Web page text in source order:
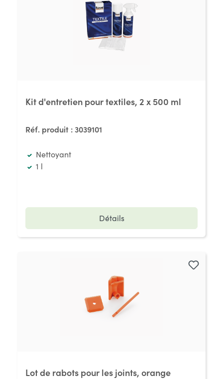
Kit d'entretien pour textiles, 2 x 500 ml
Réf. produit :3039101
Nettoyant
1 l
Détails
Lot de rabots pour les joints, orange